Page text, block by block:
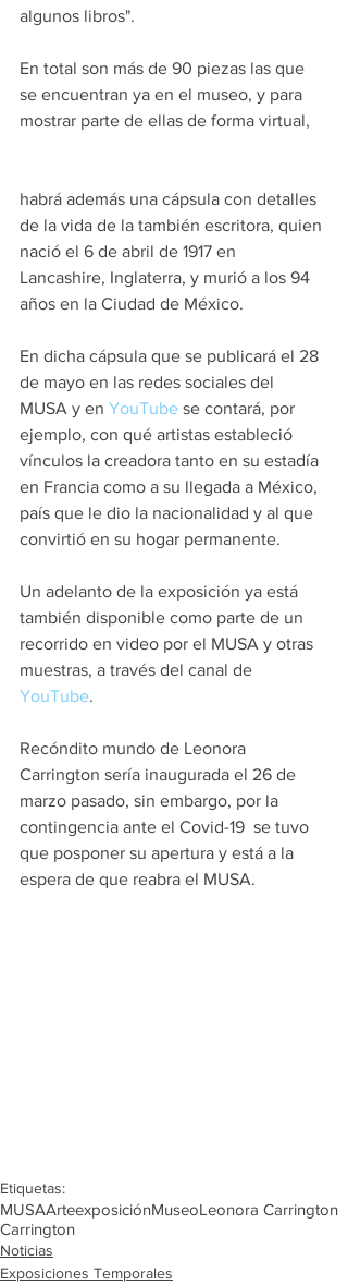
algunos libros".
En total son más de 90 piezas las que
se encuentran ya en el museo, y para
mostrar parte de ellas de forma virtual,
habrá además una cápsula con detalles
de la vida de la también escritora, quien
nació el 6 de abril de 1917 en
Lancashire, Inglaterra, y murió a los 94
años en la Ciudad de México.
En dicha cápsula que se publicará el 28
de mayo en las redes sociales del
MUSA y en YouTube se contará, por
ejemplo, con qué artistas estableció
vínculos la creadora tanto en su estadía
en Francia como a su llegada a México,
país que le dio la nacionalidad y al que
convirtió en su hogar permanente.
Un adelanto de la exposición ya está
también disponible como parte de un
recorrido en video por el MUSA y otras
muestras, a través del canal de
YouTube.
Recóndito mundo de Leonora
Carrington sería inaugurada el 26 de
marzo pasado, sin embargo, por la
contingencia ante el Covid-19  se tuvo
que posponer su apertura y está a la
espera de que reabra el MUSA.
Etiquetas:
MUSAArteexposiciónMuseoLeonora Carrington
Carrington
Noticias
Exposiciones Temporales